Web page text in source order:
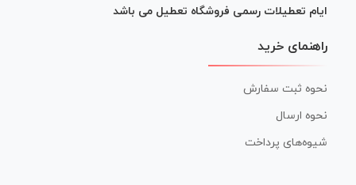
ایام تعطیلات رسمی فروشگاه تعطیل می باشد
راهنمای خرید
نحوه ثبت سفارش
نحوه ارسال
شیوه‌های پرداخت